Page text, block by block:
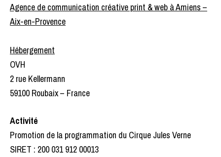
Agence de communication créative print & web à Amiens –
Aix-en-Provence
Hébergement
OVH
2 rue Kellermann
59100 Roubaix – France
Activité
Promotion de la programmation du Cirque Jules Verne
SIRET : 200 031 912 00013